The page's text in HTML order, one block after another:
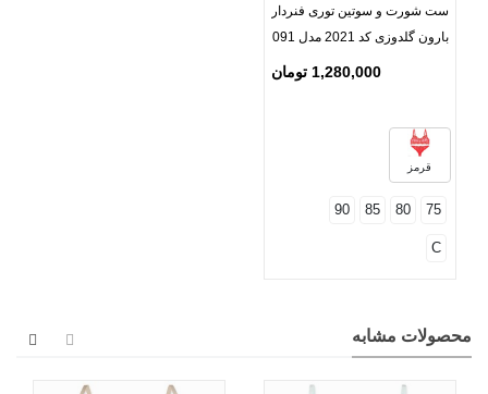
ست شورت و سوتین توری فنردار
بارون گلدوزی کد 2021 مدل 091
1,280,000 تومان
قرمز
75
80
85
90
C
محصولات مشابه